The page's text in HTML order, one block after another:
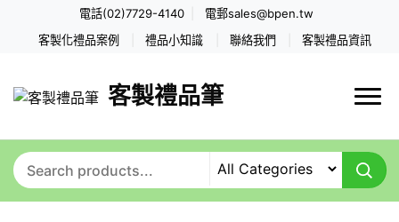
電話(02)7729-4140 電郵sales@bpen.tw
客製化禮品案例 禮品小知識 聯絡我們 客製禮品資訊
客製禮品筆